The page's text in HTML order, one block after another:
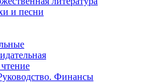
и песни
Финансы